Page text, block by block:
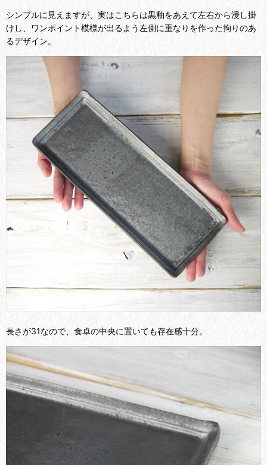
シンプルに見えますが、実はこちらは黒釉をあえて左右から浸し掛
けし、ワンポイント模様が出るよう左側に重なりを作った拘りのあ
るデザイン。
長さが31なので、食卓の中央に置いても存在感十分。